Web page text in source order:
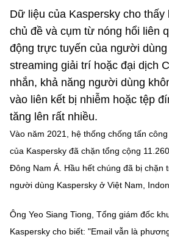
Tin địa phương
Sở hữu trí tuệ
Tiêu chuẩn, đo lường, chất
Năng lượng nguyên tử
Ảnh
Voice
Nhiệm vụ trọng tâm
Chọn ngôn ngữ
Vietnamese
BỘ KHOA HỌC VÀ
Điều khoản sử dụng Theo dõi MST:
Dữ liệu của Kaspersky cho
chủ đề và cụm từ nóng hổi liên
động trực tuyến của người
streaming giải trí hoặc đại dịch
nhắn, khả năng người dùng
vào liên kết bị nhiễm hoặc tệp
tăng lên rất nhiều.
Vào năm 2021, hệ thống chống tấn
của Kaspersky đã chặn tổng cộng
Đông Nam Á. Hầu hết chúng đã bị chặn
người dùng Kaspersky ở Việt Nam,
Ông Yeo Siang Tiong, Tổng giám đốc
Kaspersky cho biết: "Email vẫn là